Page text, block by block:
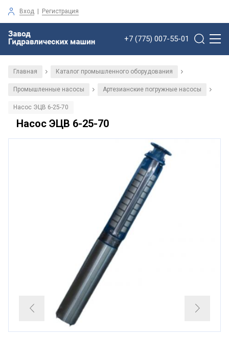
Вход | Регистрация
+7 (775) 007-55-01
Главная / Каталог промышленного оборудования /
Промышленные насосы / Артезианские погружные насосы /
Насос ЭЦВ 6-25-70
Насос ЭЦВ 6-25-70